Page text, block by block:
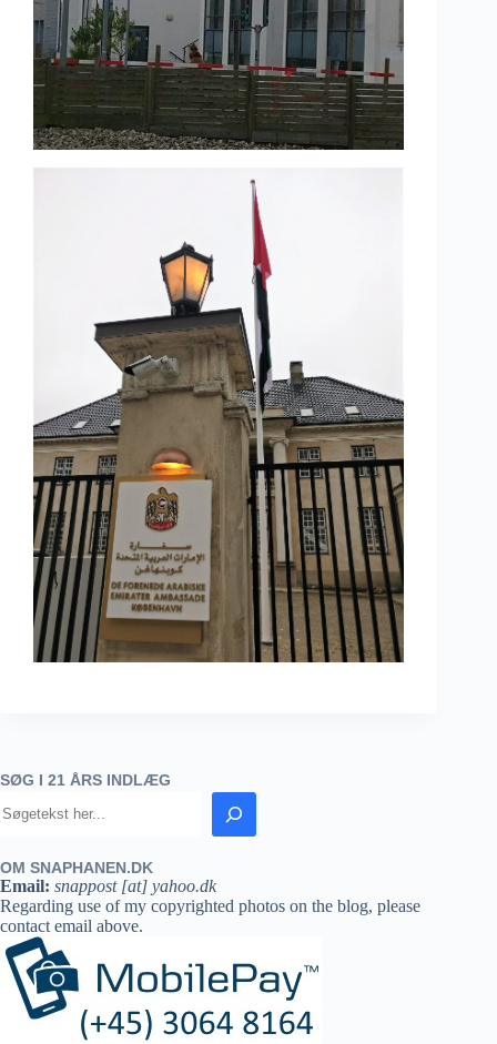
SØG I 21 ÅRS INDLÆG
OM SNAPHANEN.DK
Email: snappost [at] yahoo.dk
Regarding use of my copyrighted photos on the blog, please
contact email above.